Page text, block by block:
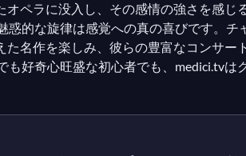
ペラに没入し、その感情の強さを感
惑的な旋律は感覚への真の喜びです。チ
名作を楽しみ、彼らの豊富なコンサ
好奇心旺盛な初心者でも、medici.tvは